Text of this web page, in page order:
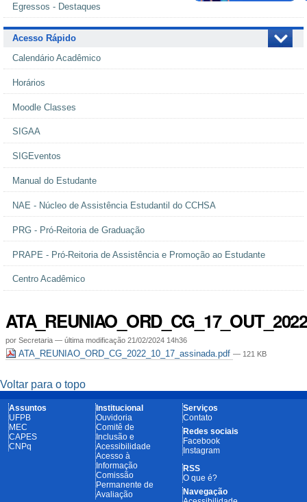
Egressos - Destaques
Acesso Rápido
Calendário Acadêmico
Horários
Moodle Classes
SIGAA
SIGEventos
Manual do Estudante
NAE - Núcleo de Assistência Estudantil do CCHSA
PRG - Pró-Reitoria de Graduação
PRAPE - Pró-Reitoria de Assistência e Promoção ao Estudante
Centro Acadêmico
porSecretaria —última modificação 21/02/2024 14h36
ATA_REUNIAO_ORD_CG_2022_10_17_assinada.pdf— 121 KB
Voltar para o topo
Assuntos
UFPB
MEC
CAPES
CNPq
Institucional
Ouvidoria
Comitê de
Inclusão e
Acessibilidade
Acesso à
Informação
Comissão
Permanente de
Avaliação
Serviços
Contato
Redes sociais
Facebook
Instagram
RSS
O que é?
Navegação